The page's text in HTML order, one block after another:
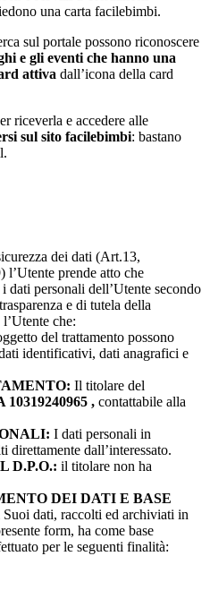
una carta facilebimbi.
sul portale possono riconoscere
e gli eventi che hanno una
attiva dall’icona della card
riceverla e accedere alle
sul sito facilebimbi: bastano
dei dati (Art.13,
l’Utente prende atto che
dati personali dell’Utente secondo
e di tutela della
che:
del trattamento possono
identificativi, dati anagrafici e
Il titolare del
10319240965 , contattabile alla
I dati personali in
direttamente dall’interessato.
D.P.O.: il titolare non ha
DEI DATI E BASE
dati, raccolti ed archiviati in
form, ha come base
per le seguenti finalità: